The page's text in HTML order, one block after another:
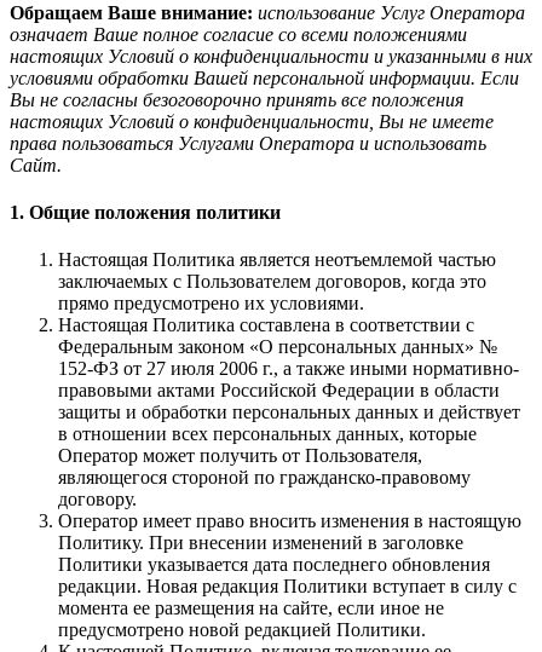
Обращаем Ваше внимание: использование Услуг Оператора
означает Ваше полное согласие со всеми положениями
настоящих Условий о конфиденциальности и указанными в них
условиями обработки Вашей персональной информации. Если
Вы не согласны безоговорочно принять все положения
настоящих Условий о конфиденциальности, Вы не имеете
права пользоваться Услугами Оператора и использовать
Сайт.
1. Общие положения политики
Настоящая Политика является неотъемлемой частью
заключаемых с Пользователем договоров, когда это
прямо предусмотрено их условиями.
Настоящая Политика составлена в соответствии с
Федеральным законом «О персональных данных» №
152-ФЗ от 27 июля 2006 г., а также иными нормативно-
правовыми актами Российской Федерации в области
защиты и обработки персональных данных и действует
в отношении всех персональных данных, которые
Оператор может получить от Пользователя,
являющегося стороной по гражданско-правовому
договору.
Оператор имеет право вносить изменения в настоящую
Политику. При внесении изменений в заголовке
Политики указывается дата последнего обновления
редакции. Новая редакция Политики вступает в силу с
момента ее размещения на сайте, если иное не
предусмотрено новой редакцией Политики.